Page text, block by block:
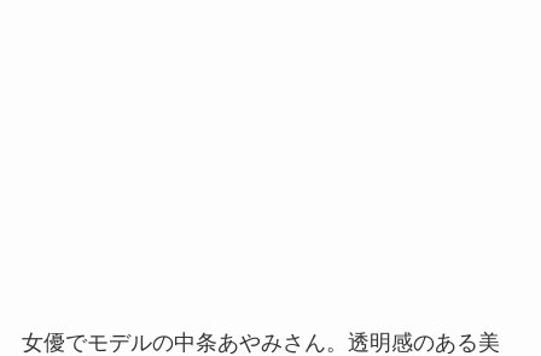
女優でモデルの中条あやみさん。透明感のある美